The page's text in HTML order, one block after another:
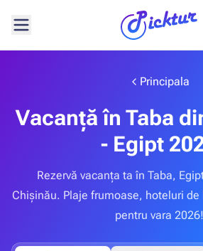
Principala
Vacanță în Taba
- Egipt
Rezervă vacanța ta în Taba,
Chișinău. Plaje frumoase, hoteluri
pentru vara 2026!